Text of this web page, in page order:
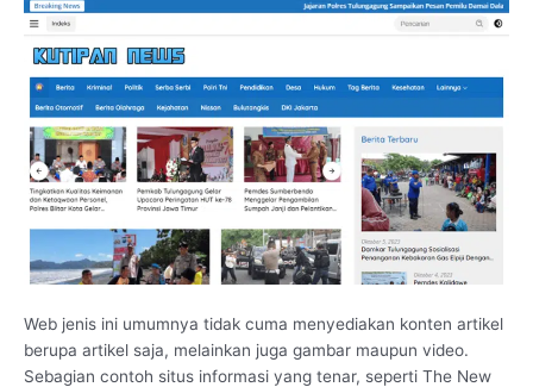
Web jenis ini umumnya tidak cuma menyediakan konten artikel
berupa artikel saja, melainkan juga gambar maupun video.
Sebagian contoh situs informasi yang tenar, seperti The New